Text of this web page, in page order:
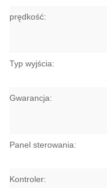
prędkość:
Typ wyjścia:
Gwarancja:
Panel sterowania:
Kontroler: